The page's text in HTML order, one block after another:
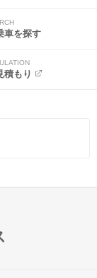
車を探す
積もり